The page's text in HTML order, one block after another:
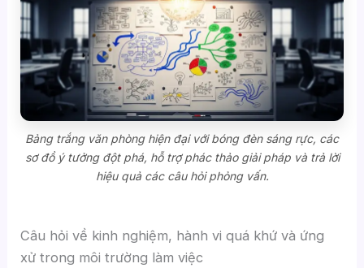
Bảng trắng văn phòng hiện đại với bóng đèn sáng rực, các
sơ đồ ý tưởng đột phá, hỗ trợ phác thảo giải pháp và trả lời
hiệu quả các câu hỏi phỏng vấn.
Câu hỏi về kinh nghiệm, hành vi quá khứ và ứng
xử trong môi trường làm việc